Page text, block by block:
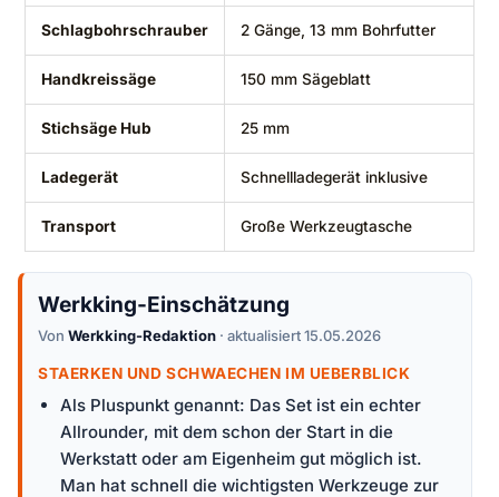
Schlagbohrschrauber 2 Gänge, 13 mm Bohrfutter
Handkreissäge 150 mm Sägeblatt
Stichsäge Hub 25 mm
Ladegerät Schnellladegerät inklusive
Transport Große Werkzeugtasche
Werkking-Einschätzung
Von Werkking-Redaktion · aktualisiert 15.05.2026
STAERKEN UND SCHWAECHEN IM UEBERBLICK
Als Pluspunkt genannt: Das Set ist ein echter
Allrounder, mit dem schon der Start in die
Werkstatt oder am Eigenheim gut möglich ist.
Man hat schnell die wichtigsten Werkzeuge zur